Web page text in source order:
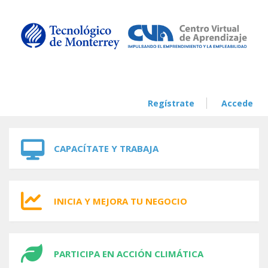
Regístrate Accede
CAPACÍTATE Y TRABAJA
INICIA Y MEJORA TU NEGOCIO
PARTICIPA EN ACCIÓN CLIMÁTICA